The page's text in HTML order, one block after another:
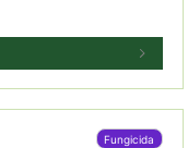
Fungicida